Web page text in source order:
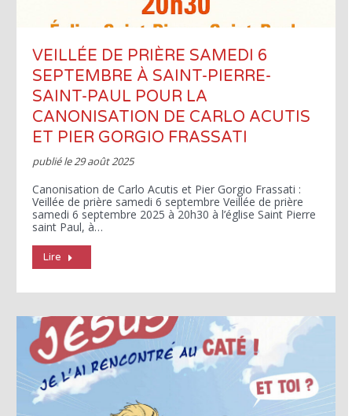
VEILLÉE DE PRIÈRE SAMEDI 6
SEPTEMBRE À SAINT-PIERRE-
SAINT-PAUL POUR LA
CANONISATION DE CARLO ACUTIS
ET PIER GORGIO FRASSATI
publié le29 août 2025
Canonisation de Carlo Acutis et Pier Gorgio Frassati :
Veillée de prière samedi 6 septembre Veillée de prière
samedi 6 septembre 2025 à 20h30 à l’église Saint Pierre
saint Paul, à…
Lire